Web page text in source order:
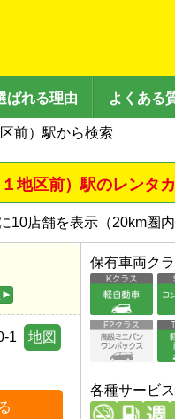
ばれる理由 よくある
前）駅から検索
地区前）駅のレンタ
10店舗を表示（20km圏
1 地図
保有車両ク
各種サービス